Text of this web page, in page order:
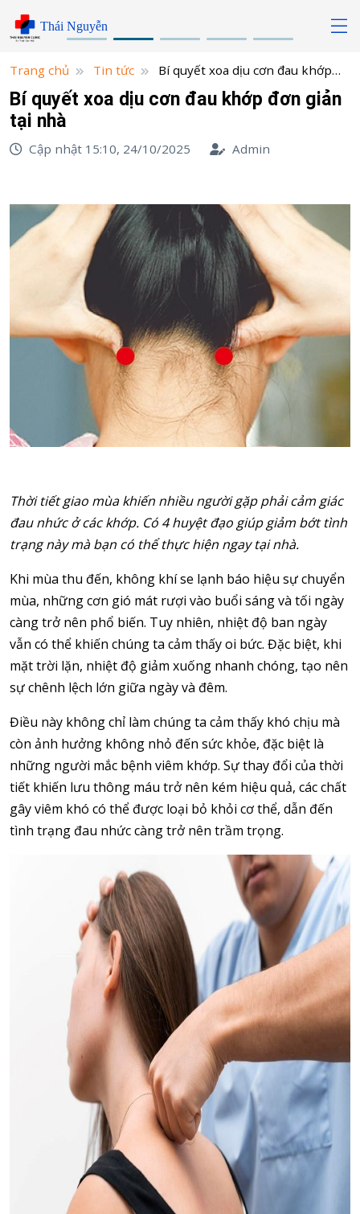
Thái Nguyễn
Trang chủ Tin tức
Bí quyết xoa dịu cơn đau khớp
đơn giản tại nhà
Bí quyết xoa dịu cơn đau khớp đơn giản
tại nhà
Cập nhật 15:10, 24/10/2025 Admin
Thời tiết giao mùa khiến nhiều người gặp phải cảm giác
đau nhức ở các khớp. Có 4 huyệt đạo giúp giảm bớt tình
trạng này mà bạn có thể thực hiện ngay tại nhà.
Khi mùa thu đến, không khí se lạnh báo hiệu sự chuyển
mùa, những cơn gió mát rượi vào buổi sáng và tối ngày
càng trở nên phổ biến. Tuy nhiên, nhiệt độ ban ngày
vẫn có thể khiến chúng ta cảm thấy oi bức. Đặc biệt, khi
mặt trời lặn, nhiệt độ giảm xuống nhanh chóng, tạo nên
sự chênh lệch lớn giữa ngày và đêm.
Điều này không chỉ làm chúng ta cảm thấy khó chịu mà
còn ảnh hưởng không nhỏ đến sức khỏe, đặc biệt là
những người mắc bệnh viêm khớp. Sự thay đổi của thời
tiết khiến lưu thông máu trở nên kém hiệu quả, các chất
gây viêm khó có thể được loại bỏ khỏi cơ thể, dẫn đến
tình trạng đau nhức càng trở nên trầm trọng.